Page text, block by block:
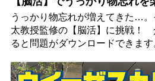
うっかり物忘れが増えてきた…
太教授監修の【脳活】に挑戦！
ると問題がダウンロードできます